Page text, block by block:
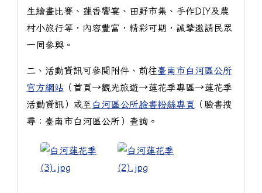
生繪畫比賽、蓮香饗宴、田野市集、手作DIY及農
村小旅行等，內容豐富，精彩可期，誠摯邀請民眾
一同參與。
二、活動資訊可參閱附件、前往臺南市白河區公所
官方網站 （首頁→觀光旅遊→蓮花季專區→蓮花季
活動資訊）或至 白河區公所臉書粉絲專頁 （臉書搜
尋：臺南市白河區公所）查詢。